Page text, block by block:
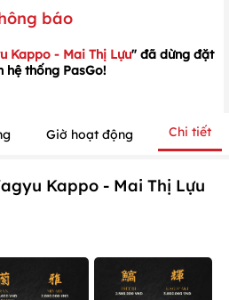
báo
Kappo - Mai Thị Lựu" đã dừng đặt
hệ thống PasGo!
Giờ hoạt động Chi tiết
Kappo - Mai Thị Lựu